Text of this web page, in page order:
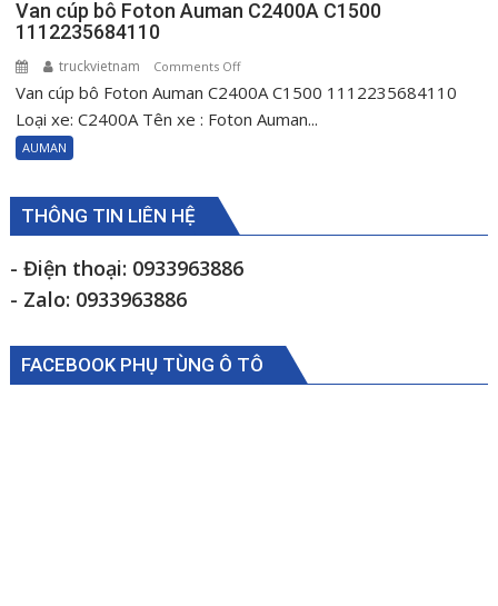
Van cúp bô Foton Auman C2400A C1500
1112235684110
truckvietnam Comments Offon
Van
cúp
C1500
1112235684110
Van cúp bô Foton Auman C2400A C1500 1112235684110
Loại xe: C2400A Tên xe : Foton Auman...
AUMAN
THÔNG TIN LIÊN HỆ
- Điện thoại: 0933963886
- Zalo: 0933963886
FACEBOOK PHỤ TÙNG Ô TÔ